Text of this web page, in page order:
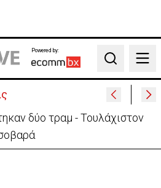
Powered by:
Search
Συμβούλια των